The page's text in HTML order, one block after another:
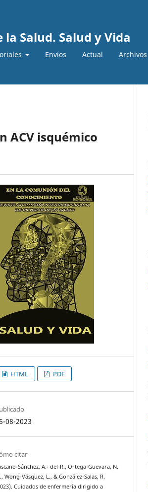
Salud. Salud y Vida
Envíos Actual Archivos
ACV isquémico
HTML PDF
08-2023
citar
Sánchez, A.- del-R., Ortega-Guevara, N.
Wong-Vásquez, L., & González-Salas, R.
Cuidados de enfermería dirigido a